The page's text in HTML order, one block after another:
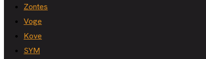
Zontes
Voge
Kove
SYM